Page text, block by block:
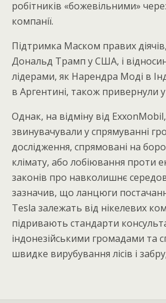
робітників «божевільними»
компанії.
Підтримка Маском правих
Дональд Трамп у США, і
лідерами, як Нарендра Моді в
в Аргентині, також привернули
Однак, на відміну від
звинувачували у спрямуванні
дослідження, спрямовані на
клімату, або лобіювання проти
законів про навколишнє
зазначив, що ланцюги
Tesla залежать від нікелевих
підривають стандарти
індонезійськими громадами та
швидке вирубування лісів і